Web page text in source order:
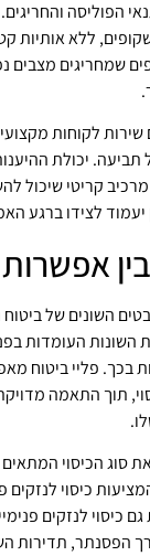
הפוליסה
ללא אותיות
שמחריגים מצבים
שירות לקוחות
תביעה. יכולת
קריטי שיכול
יעמוד לצידו ברגע
השונים של
השונות העומדות
בכך. פליי ביטוח
תוך התאמה מדויקת
סוג הכיסוי המתאים
כיסוי לנזקים
כיסוי לנזקים
הפסנתר, תדירות